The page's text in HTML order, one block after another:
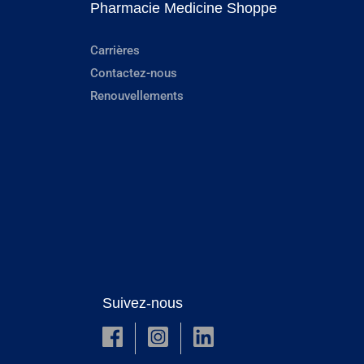
Pharmacie Medicine Shoppe
Carrières
Contactez-nous
Renouvellements
Suivez-nous